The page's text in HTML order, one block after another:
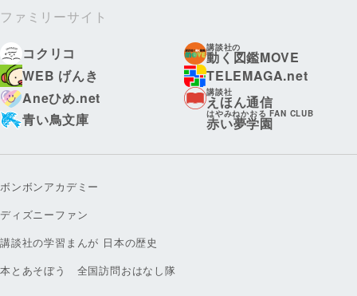
ファミリーサイト
コクリコ
講談社の
動く図鑑MOVE
WEB げんき
TELEMAGA.net
Aneひめ.net
講談社
えほん通信
青い鳥文庫
はやみねかおる FAN CLUB
赤い夢学園
ボンボンアカデミー
ディズニーファン
講談社の学習まんが 日本の歴史
本とあそぼう 全国訪問おはなし隊